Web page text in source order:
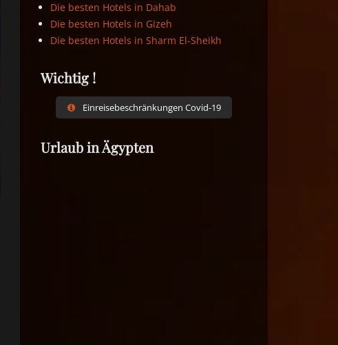
Die besten Hotels in Dahab
Die besten Hotels in Gizeh
Die besten Hotels in Sharm El-Sheikh
Wichtig !
Einreisebeschränkungen Covid-19
Urlaub in Ägypten